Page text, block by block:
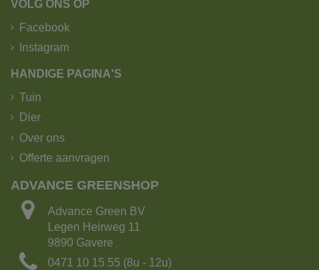
VOLG ONS OP
Facebook
Instagram
HANDIGE PAGINA'S
Tuin
Dier
Over ons
Offerte aanvragen
ADVANCE GREENSHOP
Advance Green BV
Legen Heirweg 11
9890 Gavere
0471 10 15 55 (8u - 12u)